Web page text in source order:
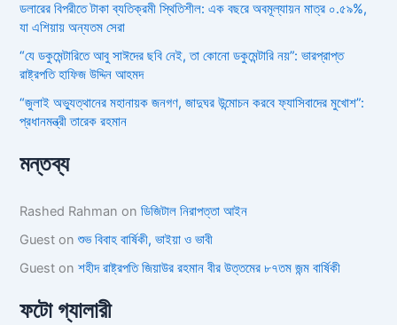
ডলারের বিপরীতে টাকা ব্যতিক্রমী স্থিতিশীল: এক বছরে অবমূল্যায়ন মাত্র ০.৫৯%,
যা এশিয়ায় অন্যতম সেরা
“যে ডকুমেন্টারিতে আবু সাঈদের ছবি নেই, তা কোনো ডকুমেন্টারি নয়”: ভারপ্রাপ্ত
রাষ্ট্রপতি হাফিজ উদ্দিন আহমদ
“জুলাই অভ্যুত্থানের মহানায়ক জনগণ, জাদুঘর উন্মোচন করবে ফ্যাসিবাদের মুখোশ”:
প্রধানমন্ত্রী তারেক রহমান
মন্তব্য
Rashed Rahman onডিজিটাল নিরাপত্তা আইন
Guest onশুভ বিবাহ বার্ষিকী, ভাইয়া ও ভাবী
Guest onশহীদ রাষ্ট্রপতি জিয়াউর রহমান বীর উত্তমের ৮৭তম জন্ম বার্ষিকী
ফটো গ্যালারী